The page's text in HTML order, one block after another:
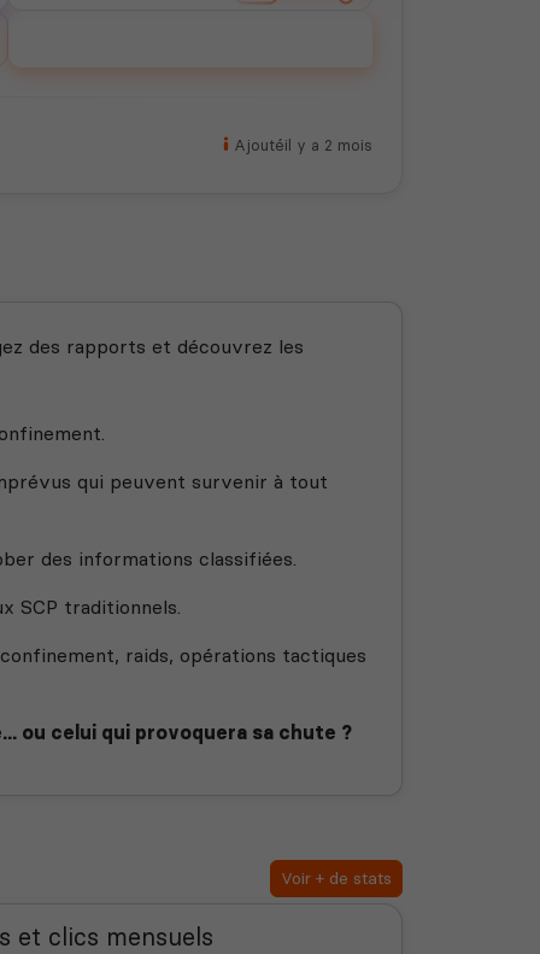
Ajoutéil y a 2 mois
des rapports et découvrez les
qui peuvent survenir à tout
des informations classifiées.
SCP traditionnels.
raids, opérations tactiques
ou celui qui provoquera sa chute ?
Voir + de stats
et clics mensuels